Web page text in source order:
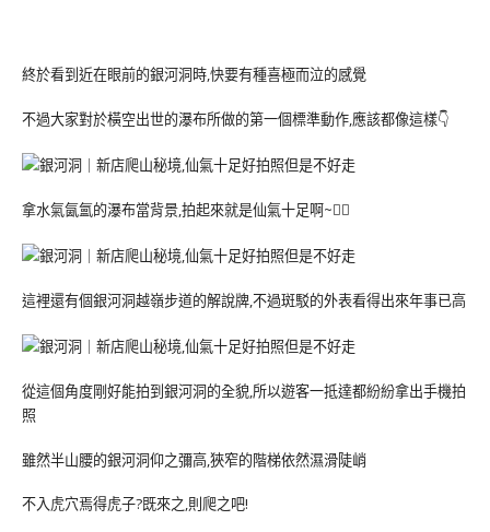
終於看到近在眼前的銀河洞時,快要有種喜極而泣的感覺
不過大家對於橫空出世的瀑布所做的第一個標準動作,應該都像這樣👇
拿水氣氤氳的瀑布當背景,拍起來就是仙氣十足啊~🧚‍♀️
這裡還有個銀河洞越嶺步道的解說牌,不過斑駁的外表看得出來年事已高
從這個角度剛好能拍到銀河洞的全貌,所以遊客一抵達都紛紛拿出手機拍
照
雖然半山腰的銀河洞仰之彌高,狹窄的階梯依然濕滑陡峭
不入虎穴焉得虎子?既來之,則爬之吧!